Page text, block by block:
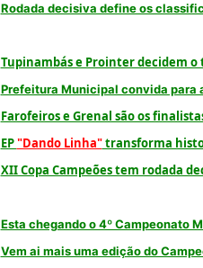
Rodada decisiva define os
Tupinambás e Prointer decidem o
Prefeitura Municipal convida para
Farofeiros e Grenal são os
EP"Dando Linha"transforma
XII Copa Campeões tem rodada
Esta chegando o 4º Campeonato
Vem ai mais uma edição do